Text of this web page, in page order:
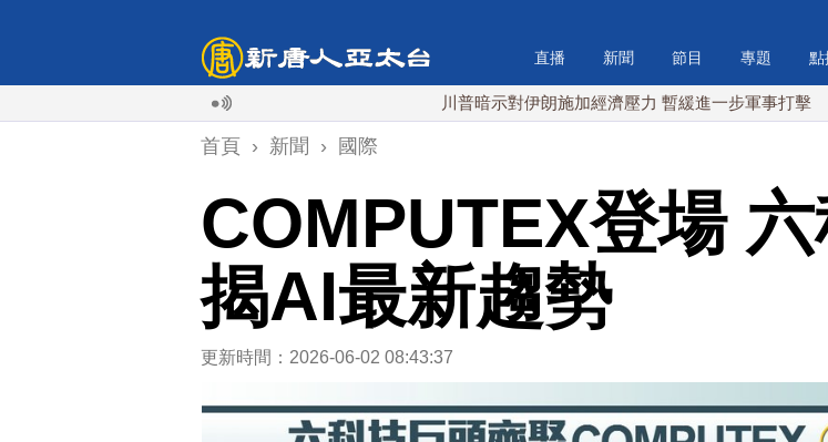
直播 新聞 節目 專題 點
川普暗示對伊朗施加經濟壓力 暫緩進一步軍事打擊 颱
首頁 › 新聞 › 國際
COMPUTEX登場
揭AI最新趨勢
更新時間：2026-06-02 08:43:37